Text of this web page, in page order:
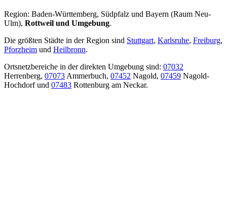
Region: Baden-Württemberg, Südpfalz und Bayern (Raum Neu-
Ulm), Rottweil und Umgebung.
Die größten Städte in der Region sind Stuttgart, Karlsruhe, Freiburg,
Pforzheim und Heilbronn.
Ortsnetzbereiche in der direkten Umgebung sind: 07032
Herrenberg, 07073 Ammerbuch, 07452 Nagold, 07459 Nagold-
Hochdorf und 07483 Rottenburg am Neckar.